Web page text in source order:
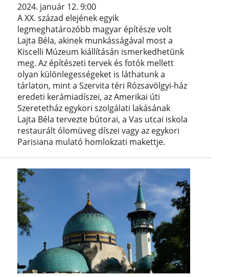
2024. január 12. 9:00
A XX. század elejének egyik
legmeghatározóbb magyar építésze volt
Lajta Béla, akinek munkásságával most a
Kiscelli Múzeum kiállításán ismerkedhetünk
meg. Az építészeti tervek és fotók mellett
olyan különlegességeket is láthatunk a
tárlaton, mint a Szervita téri Rózsavölgyi-ház
eredeti kerámiadíszei, az Amerikai úti
Szeretetház egykori szolgálati lakásának
Lajta Béla tervezte bútorai, a Vas utcai iskola
restaurált ólomüveg díszei vagy az egykori
Parisiana mulató homlokzati makettje.